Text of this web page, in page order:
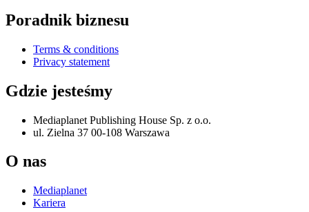
Poradnik biznesu
Terms & conditions
Privacy statement
Gdzie jesteśmy
Mediaplanet Publishing House Sp. z o.o.
ul. Zielna 37 00-108 Warszawa
O nas
Mediaplanet
Kariera